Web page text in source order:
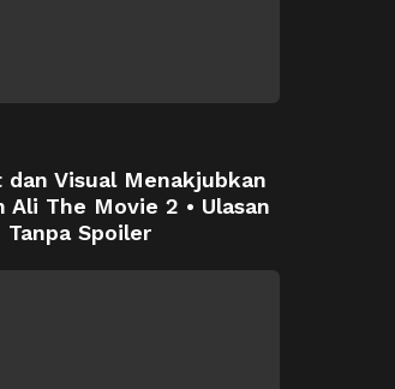
Visual Menakjubkan
Ali The Movie 2 • Ulasan
Tanpa Spoiler